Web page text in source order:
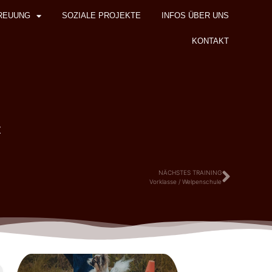
SOZIALE PROJEKTE INFOS ÜBER UNS
KONTAKT
NÄCHSTES TRAINING
Vorklasse / Welpenschule